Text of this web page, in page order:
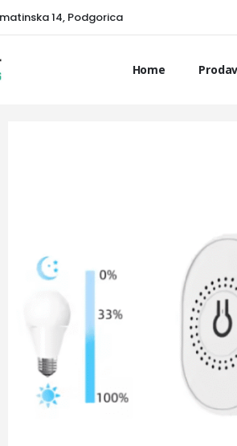
14, Podgorica
Home